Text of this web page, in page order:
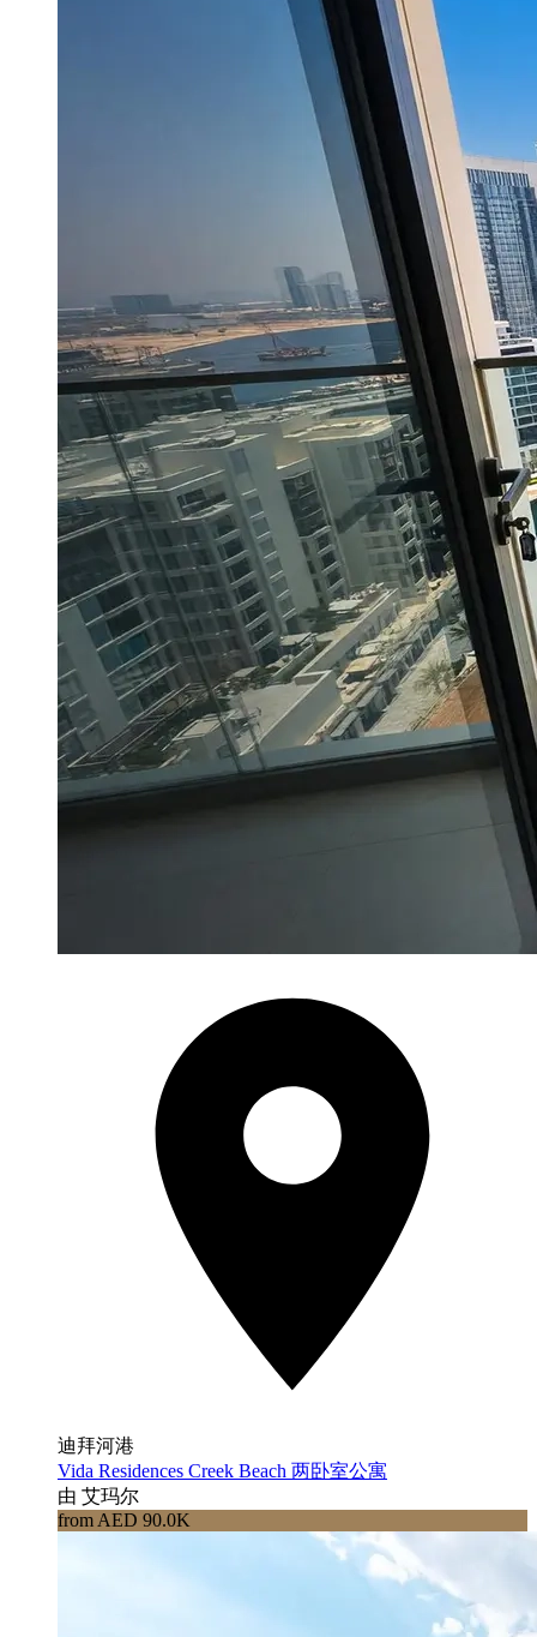
迪拜河港
Vida Residences Creek Beach 两卧室公寓
由 艾玛尔
from AED 90.0K